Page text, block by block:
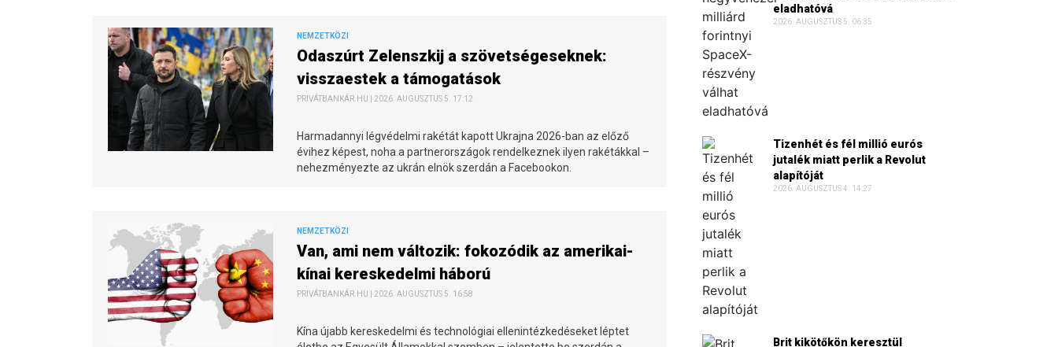
NEMZETKÖZI
Odaszúrt Zelenszkij a szövetségeseknek:
visszaestek a támogatások
PRIVÁTBANKÁR.HU | 2026. AUGUSZTUS 5. 17:12
Harmadannyi légvédelmi rakétát kapott Ukrajna 2026-ban az előző
évihez képest, noha a partnerországok rendelkeznek ilyen rakétákkal –
nehezményezte az ukrán elnök szerdán a Facebookon.
NEMZETKÖZI
Van, ami nem változik: fokozódik az amerikai-
kínai kereskedelmi háború
PRIVÁTBANKÁR.HU | 2026. AUGUSZTUS 5. 16:58
Kína újabb kereskedelmi és technológiai ellenintézkedéseket léptet
eladhatóvá
2026. AUGUSZTUS 5. 06:35
Tizenhét és fél millió eurós
jutalék miatt perlik a Revolut
alapítóját
2026. AUGUSZTUS 4. 14:27
Brit kikötőkön keresztül